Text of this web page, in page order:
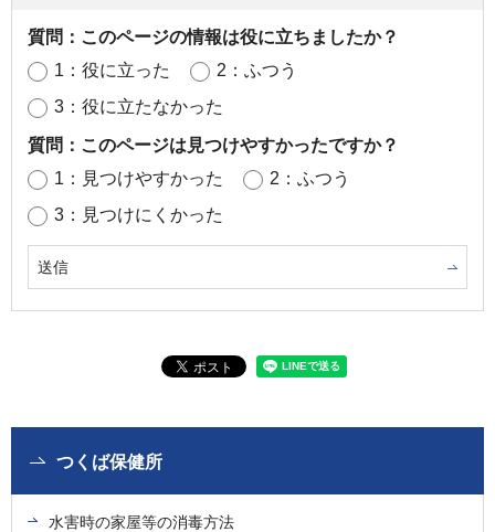
質問：このページの情報は役に立ちましたか？
1：役に立った
2：ふつう
3：役に立たなかった
質問：このページは見つけやすかったですか？
1：見つけやすかった
2：ふつう
3：見つけにくかった
つくば保健所
水害時の家屋等の消毒方法